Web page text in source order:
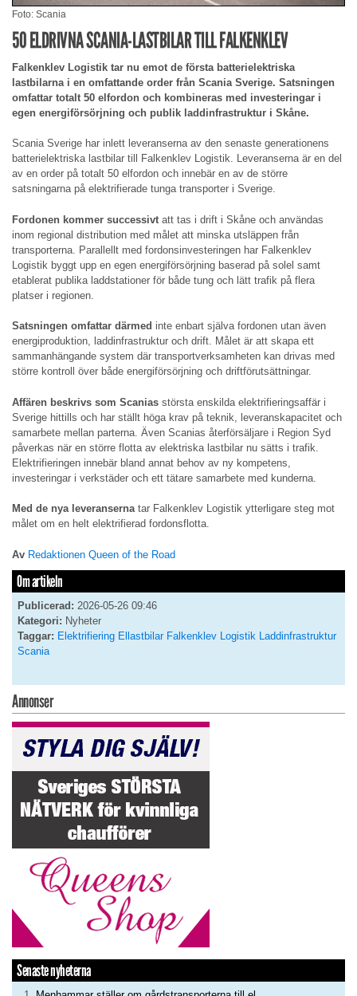
Foto: Scania
50 ELDRIVNA SCANIA-LASTBILAR TILL FALKENKLEV
Falkenklev Logistik tar nu emot de första batterielektriska
lastbilarna i en omfattande order från Scania Sverige. Satsningen
omfattar totalt 50 elfordon och kombineras med investeringar i
egen energiförsörjning och publik laddinfrastruktur i Skåne.
Scania Sverige har inlett leveranserna av den senaste generationens
batterielektriska lastbilar till Falkenklev Logistik. Leveranserna är en del
av en order på totalt 50 elfordon och innebär en av de större
satsningarna på elektrifierade tunga transporter i Sverige.
Fordonen kommer successivt att tas i drift i Skåne och användas
inom regional distribution med målet att minska utsläppen från
transporterna. Parallellt med fordonsinvesteringen har Falkenklev
Logistik byggt upp en egen energiförsörjning baserad på solel samt
etablerat publika laddstationer för både tung och lätt trafik på flera
platser i regionen.
Satsningen omfattar därmed inte enbart själva fordonen utan även
energiproduktion, laddinfrastruktur och drift. Målet är att skapa ett
sammanhängande system där transportverksamheten kan drivas med
större kontroll över både energiförsörjning och driftförutsättningar.
Affären beskrivs som Scanias största enskilda elektrifieringsaffär i
Sverige hittills och har ställt höga krav på teknik, leveranskapacitet och
samarbete mellan parterna. Även Scanias återförsäljare i Region Syd
påverkas när en större flotta av elektriska lastbilar nu sätts i trafik.
Elektrifieringen innebär bland annat behov av ny kompetens,
investeringar i verkstäder och ett tätare samarbete med kunderna.
Med de nya leveransernatar Falkenklev Logistik ytterligare steg mot
målet om en helt elektrifierad fordonsflotta.
Av Redaktionen Queen of the Road
Om artikeln
Publicerad: 2026-05-26 09:46
Kategori: Nyheter
Taggar: Elektrifiering Ellastbilar Falkenklev Logistik
Laddinfrastruktur
Scania
Annonser
Senaste nyheterna